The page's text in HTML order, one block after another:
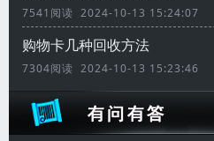
7541阅读 2024-10-13 15:24:07
购物卡几种回收方法
7304阅读 2024-10-13 15:23:46